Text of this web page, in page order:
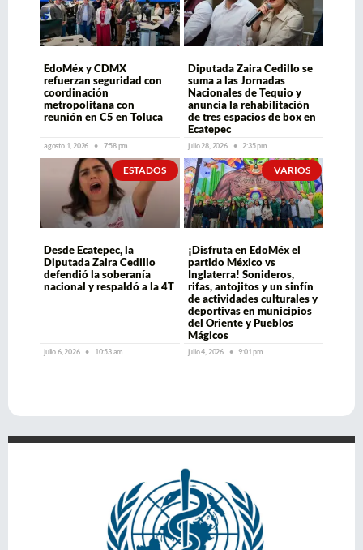
EdoMéx y CDMX
refuerzan seguridad con
coordinación
metropolitana con
reunión en C5 en Toluca
agosto 1, 2026 7:58 pm
Diputada Zaira Cedillo se
suma a las Jornadas
Nacionales de Tequio y
anuncia la rehabilitación
de tres espacios de box en
Ecatepec
julio 28, 2026 2:35 pm
ESTADOS
Desde Ecatepec, la
Diputada Zaira Cedillo
defendió la soberanía
nacional y respaldó a la 4T
julio 6, 2026 10:53 am
VARIOS
¡Disfruta en EdoMéx el
partido México vs
Inglaterra! Sonideros,
rifas, antojitos y un sinfín
de actividades culturales y
deportivas en municipios
del Oriente y Pueblos
Mágicos
julio 4, 2026 9:01 pm